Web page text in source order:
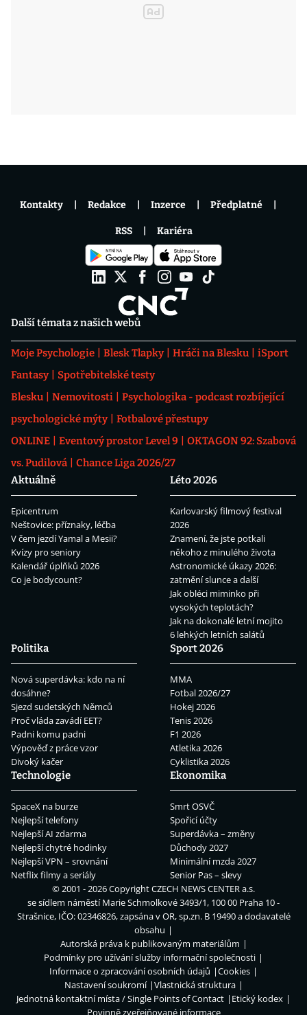
Další témata z našich webů
Moje Psychologie Blesk Tlapky Hráči na Blesku
iSport
Fantasy
Spotřebitelské testy
Blesku
Nemovitosti
Psychologika - podcast rozbíjející
psychologické mýty
Fotbalové přestupy
ONLINE
Eventový prostor Level 9
OKTAGON 92: Szabová
vs. Pudilová
Chance Liga 2026/27
Aktuálně
Epicentrum
Neštovice: příznaky, léčba
V čem jezdí Yamal a Mesii?
Kvízy pro seniory
Kalendář úplňků 2026
Co je bodycount?
Léto 2026
Karlovarský filmový festival
2026
Znamení, že jste potkali
někoho z minulého života
Astronomické úkazy 2026:
zatmění slunce a další
Jak obléci miminko při
vysokých teplotách?
Jak na dokonalé letní mojito
6 lehkých letních salátů
Politika
Nová superdávka: kdo na ní
dosáhne?
Sjezd sudetských Němců
Proč vláda zavádí EET?
Padni komu padni
Výpověď z práce vzor
Divoký kačer
Sport 2026
MMA
Fotbal 2026/27
Hokej 2026
Tenis 2026
F1 2026
Atletika 2026
Cyklistika 2026
Technologie
SpaceX na burze
Nejlepší telefony
Nejlepší AI zdarma
Nejlepší chytré hodinky
Nejlepší VPN – srovnání
Netflix filmy a seriály
Ekonomika
Smrt OSVČ
Spořicí účty
Superdávka – změny
Důchody 2027
Minimální mzda 2027
Senior Pas – slevy
Kontakty Redakce Inzerce Předplatné
RSS Kariéra
© 2001 - 2026 CopyrightCZECH NEWS CENTER a.s.
se sídlem náměstí Marie Schmolkové 3493/1, 100 00 Praha 10 -
Strašnice, IČO: 02346826, zapsána v OR, sp.zn. B 19490 a dodavatelé
obsahu
Autorská práva k publikovaným materiálům
Podmínky pro užívání služby informační společnosti
Informace o zpracování osobních údajů
Cookies
Nastavení soukromí
Vlastnická struktura
Jednotná kontaktní místa / Single Points of Contact
Etický kodex
Povinně zveřejňované informace